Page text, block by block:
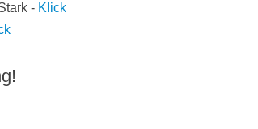
- Klick